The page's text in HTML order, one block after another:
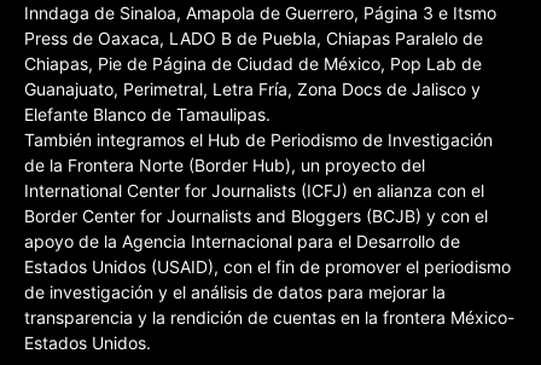
Inndaga de Sinaloa, Amapola de Guerrero, Página 3 e Itsmo
Press de Oaxaca, LADO B de Puebla, Chiapas Paralelo de
Chiapas, Pie de Página de Ciudad de México, Pop Lab de
Guanajuato, Perimetral, Letra Fría, Zona Docs de Jalisco y
Elefante Blanco de Tamaulipas.
También integramos el Hub de Periodismo de Investigación
de la Frontera Norte (Border Hub), un proyecto del
International Center for Journalists (ICFJ) en alianza con el
Border Center for Journalists and Bloggers (BCJB) y con el
apoyo de la Agencia Internacional para el Desarrollo de
Estados Unidos (USAID), con el fin de promover el periodismo
de investigación y el análisis de datos para mejorar la
transparencia y la rendición de cuentas en la frontera México-
Estados Unidos.